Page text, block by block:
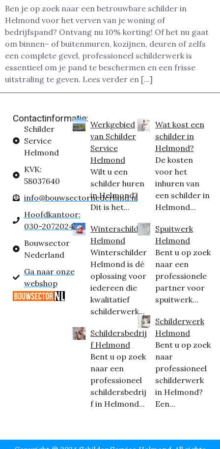
Ben je op zoek naar een betrouwbare schilder in
Helmond voor het verven van je woning of
bedrijfspand? Ontvang nu 10% korting! Of het nu gaat
om binnen– of buitenmuren, kozijnen, deuren of zelfs
een complete gevel, professioneel schilderwerk is
essentieel om je pand te beschermen en een frisse
uitstraling te geven. Lees verder en […]
Contactinformatie:
Schilder
Service
Helmond
KVK:
58037640
info@bouwsectornederland.nl
Hoofdkantoor:
030-2072024
Bouwsector
Nederland
Ga naar onze
webshop
Werkgebied
van Schilder
Service
Helmond
Wilt u een
schilder huren
in Helmond?
Dit is het...
Winterschilder
Helmond
Winterschilder
Helmond is dé
oplossing voor
iedereen die
kwalitatief
schilderwerk...
Schildersbedrij
f Helmond
Bent u op zoek
naar een
professioneel
schildersbedrij
f in Helmond...
Wat kost een
schilder in
Helmond?
De kosten
voor het
inhuren van
een schilder in
Helmond...
Spuitwerk
Helmond
Bent u op zoek
naar een
professionele
partner voor
spuitwerk...
Schilderwerk
Helmond
Bent u op zoek
naar
professioneel
schilderwerk
in Helmond?
Een...